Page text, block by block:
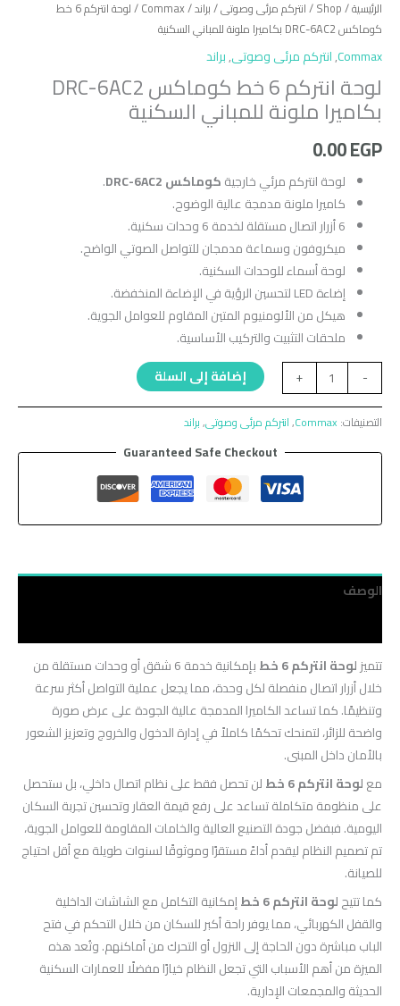
الرئيسية/
Shop
/انتركم مرئى وصوتى/براند/
Commax
/ لوحة انتركم 6 خط
كوماكس DRC-6AC2 بكاميرا ملونة للمباني السكنية
Commax
,انتركم مرئى وصوتى,براند
لوحة انتركم 6 خط كوماكس DRC-6AC2
بكاميرا ملونة للمباني السكنية
0.00EGP
لوحة انتركم مرئي خارجيةكوماكس DRC-6AC2
.
كاميرا ملونة مدمجة عالية الوضوح.
6 أزرار اتصال مستقلة لخدمة 6 وحدات سكنية.
ميكروفون وسماعة مدمجان للتواصل الصوتي الواضح.
لوحة أسماء للوحدات السكنية.
إضاءة LED لتحسين الرؤية في الإضاءة المنخفضة.
هيكل من الألومنيوم المتين المقاوم للعوامل الجوية.
ملحقات التثبيت والتركيب الأساسية.
-
+ إضافة إلى السلة
التصنيفات: Commax
,انتركم مرئى وصوتى,براند
Guaranteed Safe Checkout
الوصف
تتميزلوحة انتركم 6 خط
بإمكانية خدمة 6 شقق أو وحدات مستقلة من
خلال أزرار اتصال منفصلة لكل وحدة، مما يجعل عملية التواصل أكثر سرعة
وتنظيمًا. كما تساعد الكاميرا المدمجة عالية الجودة على عرض صورة
واضحة للزائر، لتمنحك تحكمًا كاملاً في إدارة الدخول والخروج وتعزيز الشعور
بالأمان داخل المبنى.
معلوحة انتركم 6 خط
لن تحصل فقط على نظام اتصال داخلي، بل ستحصل
على منظومة متكاملة تساعد على رفع قيمة العقار وتحسين تجربة السكان
اليومية. فبفضل جودة التصنيع العالية والخامات المقاومة للعوامل الجوية،
تم تصميم النظام ليقدم أداءً مستقرًا وموثوقًا لسنوات طويلة مع أقل احتياج
للصيانة.
كما تتيحلوحة انتركم 6 خط
إمكانية التكامل مع الشاشات الداخلية
والقفل الكهربائي، مما يوفر راحة أكبر للسكان من خلال التحكم في فتح
الباب مباشرة دون الحاجة إلى النزول أو التحرك من أماكنهم. وتُعد هذه
الميزة من أهم الأسباب التي تجعل النظام خيارًا مفضلًا للعمارات السكنية
الحديثة والمجمعات الإدارية.